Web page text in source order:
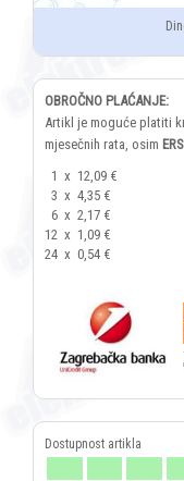
OBROČNO PLAĆANJE:
Artikl je moguće platiti
mjesečnih rata, osim
1 x 12,09 €
3 x 4,35 €
6 x 2,17 €
12 x 1,09 €
24 x 0,54 €